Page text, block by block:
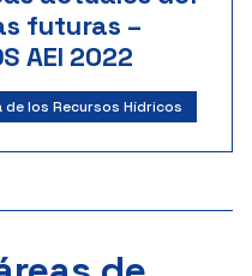
futuras –
AEI 2022
los Recursos Hídricos